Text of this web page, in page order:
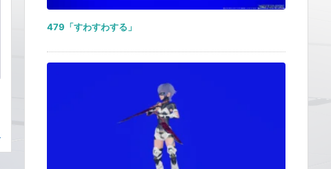
479「すわすわする」